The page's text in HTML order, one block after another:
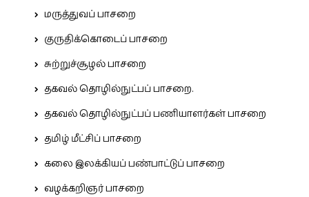
மருத்துவப் பாசறை
குருதிக்கொடைப் பாசறை
சுற்றுச்சூழல் பாசறை
தகவல் தொழில்நுட்பப் பாசறை.
தகவல் தொழில்நுட்பப் பணியாளர்கள் பாசறை
தமிழ் மீட்சிப் பாசறை
கலை இலக்கியப் பண்பாட்டுப் பாசறை
வழக்கறிஞர் பாசறை